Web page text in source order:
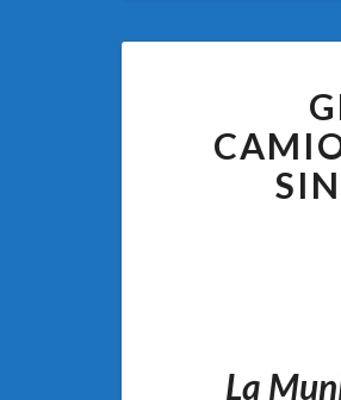
La